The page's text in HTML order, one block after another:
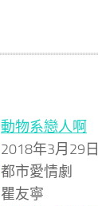
動物系戀人啊
2018年3月29日
都市愛情劇
瞿友寧